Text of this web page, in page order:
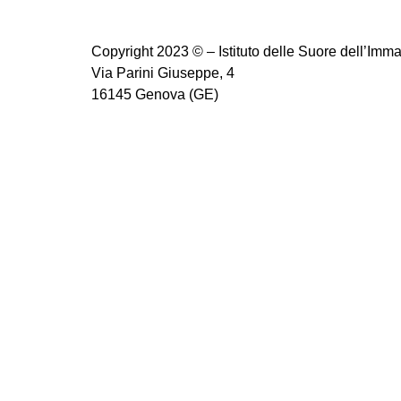
Copyright 2023 © – Istituto delle Suore
Via Parini Giuseppe, 4
16145 Genova (GE)